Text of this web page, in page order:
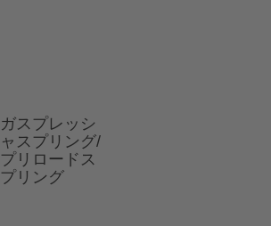
ガスプレッシ
ャスプリング/
プリロードス
プリング